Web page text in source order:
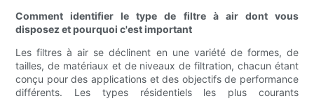
Comment identifier le type de filtre à air dont vous
disposez et pourquoi c'est important
Les filtres à air se déclinent en une variété de formes, de
tailles, de matériaux et de niveaux de filtration, chacun étant
conçu pour des applications et des objectifs de performance
différents. Les types résidentiels les plus courants